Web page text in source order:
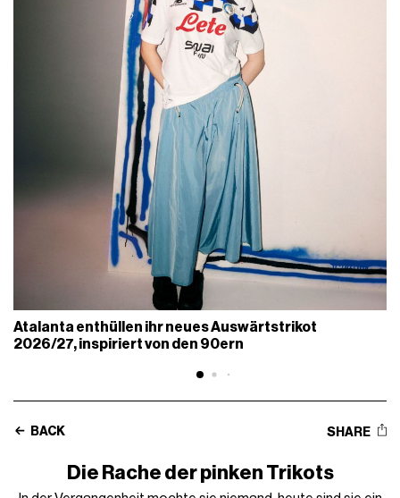
Atalanta enthüllen ihr neues Auswärtstrikot
2026/27, inspiriert von den 90ern
BACK SHARE
Die Rache der pinken Trikots